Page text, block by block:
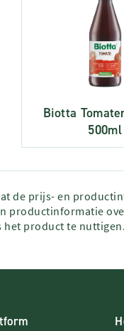
Biotta
500ml
de prijs- en
productinformatie
het product te